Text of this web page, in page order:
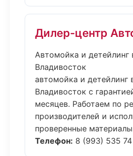
Дилер-центр
Автомойка и детейлинг
Владивосток
автомойка и детейлинг
Владивосток с
месяцев. Работаем по
производителей и
проверенные
Телефон: 8 (993) 535